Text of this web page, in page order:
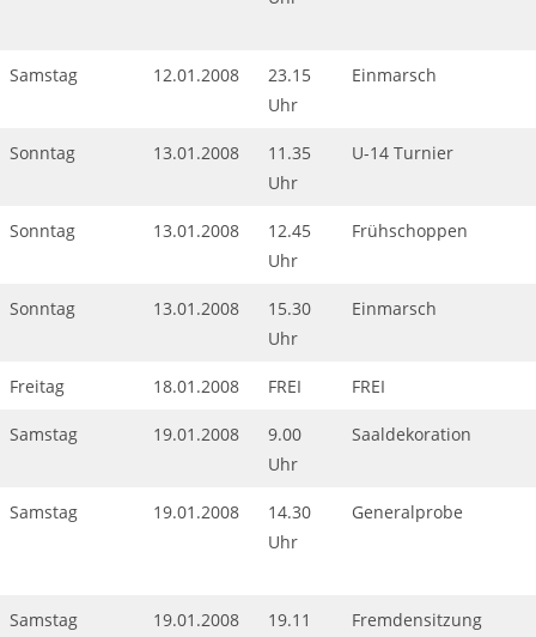
Samstag 12.01.2008
23.15
Uhr
Einmarsch
Sonntag 13.01.2008
11.35
Uhr
U-14 Turnier
Sonntag 13.01.2008
12.45
Uhr
Frühschoppen
Sonntag 13.01.2008
15.30
Uhr
Einmarsch
Freitag 18.01.2008 FREI FREI
Samstag 19.01.2008
9.00
Uhr
Saaldekoration
Samstag 19.01.2008
14.30
Uhr
Generalprobe
Samstag 19.01.2008
19.11
Fremdensitzung